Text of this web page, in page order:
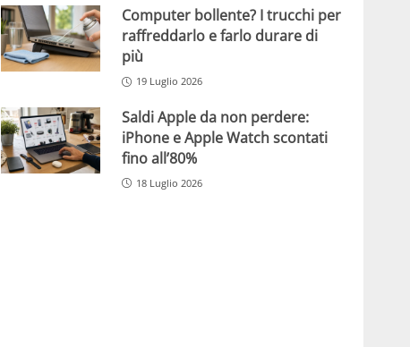
Computer bollente? I trucchi per
raffreddarlo e farlo durare di
più
19 Luglio 2026
Saldi Apple da non perdere:
iPhone e Apple Watch scontati
fino all’80%
18 Luglio 2026